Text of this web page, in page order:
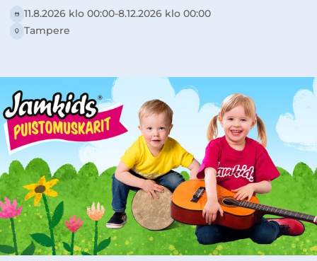
11.8.2026 klo 00:00-­8.12.2026 klo 00:00
Tampere